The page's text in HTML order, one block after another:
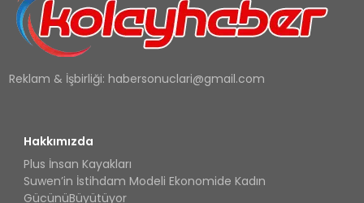
Reklam & İşbirliği: habersonuclari@gmail.com
Hakkımızda
Plus İnsan Kayakları
Suwen’in İstihdam Modeli Ekonomide Kadın
GücünüBüyütüyor